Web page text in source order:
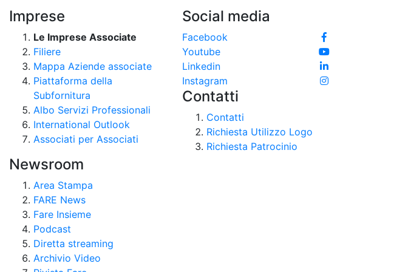
Imprese
Le Imprese Associate
Filiere
Mappa Aziende associate
Piattaforma della
Subfornitura
Albo Servizi Professionali
International Outlook
Associati per Associati
Newsroom
Area Stampa
FARE News
Fare Insieme
Podcast
Diretta streaming
Archivio Video
Social media
Facebook
Youtube
Linkedin
Instagram
Contatti
Contatti
Richiesta Utilizzo Logo
Richiesta Patrocinio